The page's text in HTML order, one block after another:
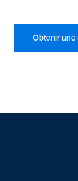
Obtenir une